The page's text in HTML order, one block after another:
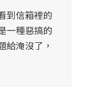
到信箱裡的
一種惡搞的
給淹沒了，